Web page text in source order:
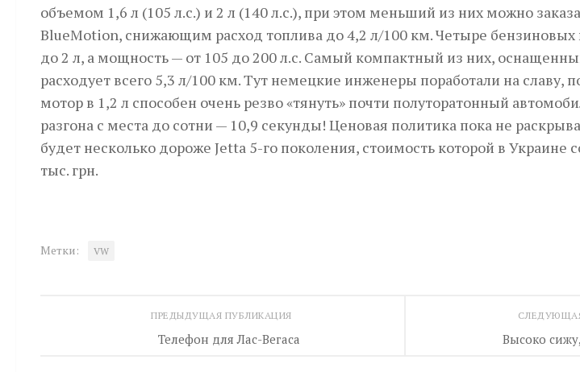
объемом 1,6 л (105 л.с.) и 2 л (140 л.с.), при этом меньший из них можно
BlueMotion, снижающим расход топлива до 4,2 л/100 км. Четыре
до 2 л, а мощность — от 105 до 200 л.с. Самый компактный из них,
расходует всего 5,3 л/100 км. Тут немецкие инженеры поработали на славу,
мотор в 1,2 л способен очень резво «тянуть» почти полуторатонный
разгона с места до сотни — 10,9 секунды! Ценовая политика пока не
будет несколько дороже Jetta 5-го поколения, стоимость которой в Украине
тыс. грн.
Метки: VW
Высоко
ПРЕДЫДУЩАЯ ПУБЛИКАЦИЯ
Телефон для Лас-Вегаса